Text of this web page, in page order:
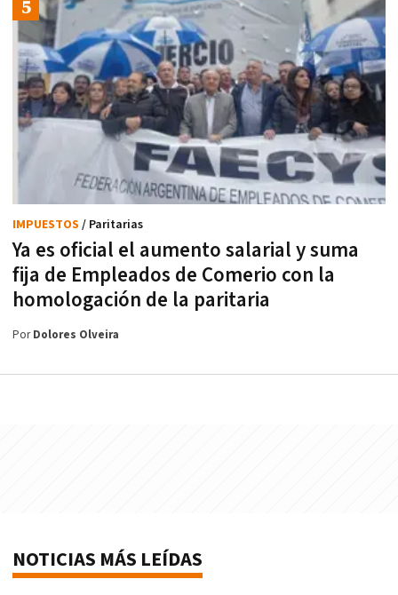
Ya es oficial el aumento salarial y suma
fija de Empleados de Comerio con la
homologación de la paritaria
IMPUESTOS / Paritarias
PorDolores Olveira
NOTICIAS MÁS LEÍDAS